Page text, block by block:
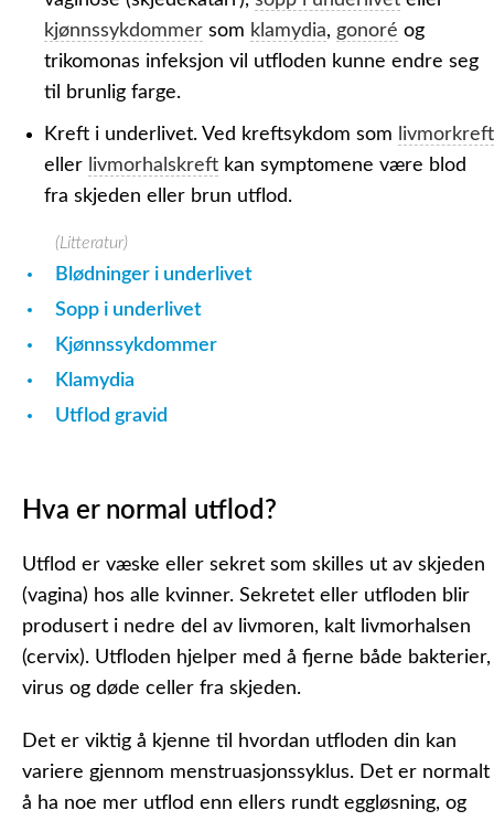
kjønnssykdommer som klamydia, gonoré og
trikomonas infeksjon vil utfloden kunne endre seg
til brunlig farge.
Kreft i underlivet. Ved kreftsykdom som
livmorkreft
eller livmorhalskreft kan symptomene være blod
fra skjeden eller brun utflod.
(Litteratur)
Blødninger i underlivet
Sopp i underlivet
Kjønnssykdommer
Klamydia
Utflod gravid
Hva er normal utflod?
Utflod er væske eller sekret som skilles ut av skjeden
(vagina) hos alle kvinner. Sekretet eller utfloden blir
produsert i nedre del av livmoren, kalt livmorhalsen
(cervix). Utfloden hjelper med å fjerne både bakterier,
virus og døde celler fra skjeden.
Det er viktig å kjenne til hvordan utfloden din kan
variere gjennom menstruasjonssyklus. Det er normalt
å ha noe mer utflod enn ellers rundt eggløsning, og